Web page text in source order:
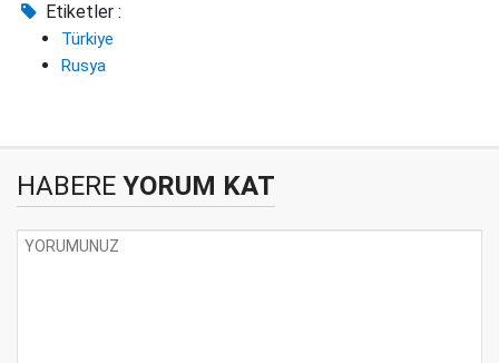
Etiketler :
Türkiye
Rusya
HABERE YORUM KAT